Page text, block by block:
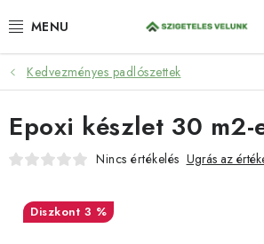
tartalomhoz
HIDROIZOLÁCIÓ
FESTÉKEK ÉS BEHATOLÁSOK
PADLÓK
ANTI-GRAFFITI
Kedvezményes padlószettek
Epoxi készlet 30 m2-
Nincs értékelés Ugrás az
3 %